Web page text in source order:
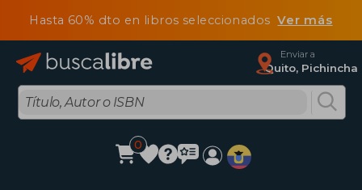
Hasta 60% dto en libros seleccionadosVer más
Enviar a
Quito, Pichincha
0